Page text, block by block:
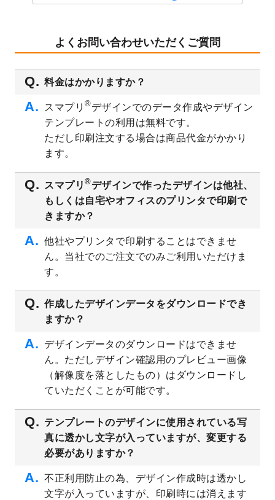
2023/9/1
2024年版1月始まりのカレンダーデザイン
オリジナルサイズ、変型サイズで作成でき
るようになりました！
2023/8/18
チケットのデザインテンプレートを追加し
ました。
2023/8/7
【新商品】チケット
が作成できるようにな
りました！
美容・エステのチラシデザインテンプレー
トを追加しました。
いたしました。
2023/6/12
うちわのデザインテンプレート
を公開いた
しました。
を公開いたしました。
2023/5/9
書類カバー（見積書表紙）のデザインテン
追加しました。
2023/4/20
2023/4/18
セミナー・講演会のチラシデザインテンプ
レートを追加しました。
2023/4/18
スポーツジム・フィットネスクラブのチラ
シデザインテンプレート
2023/3/16
シール・ラベルのデザインテンプレートを
公開いたしました。
2023/3/13
封筒（長3、洋長3、角2）のデザインテンプ
レートを追加しました。
2023/3/13
クリアファイルのデザインテンプレート
追加しました。
よくお問い合わせいただくご質問
料金はかかりますか？
スマプリ ®デザインでのデータ作成やデザイン
テンプレートの利用は無料です。
ただし印刷注文する場合は商品代金がかかり
ます。
スマプリ ®デザインで作ったデザインは他社、
もしくは自宅やオフィスのプリンタで印刷で
きますか？
他社やプリンタで印刷することはできませ
ん。当社でのご注文でのみご利用いただけま
す。
作成したデザインデータをダウンロードでき
ますか？
デザインデータのダウンロードはできませ
ん。ただしデザイン確認用のプレビュー画像
（解像度を落としたもの）はダウンロードし
ていただくことが可能です。
テンプレートのデザインに使用されている写
真に透かし文字が入っていますが、変更する
必要がありますか？
不正利用防止の為、デザイン作成時は透かし
文字が入っていますが、印刷時には消えます